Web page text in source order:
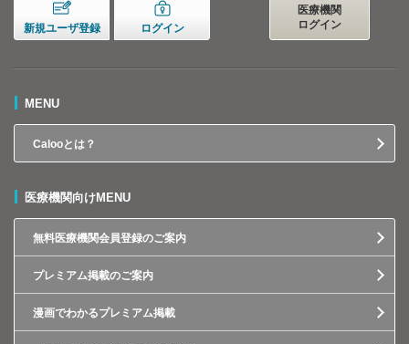
新規ユーザ登録 ログイン
医療機関
ログイン
MENU
Calooとは？
医療機関向けMENU
無料医療機関会員登録のご案内
プレミアム掲載のご案内
漫画でわかるプレミアム掲載